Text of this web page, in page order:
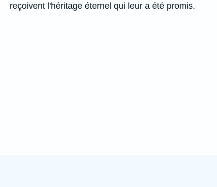
reçoivent l'héritage éternel qui leur a été promis.